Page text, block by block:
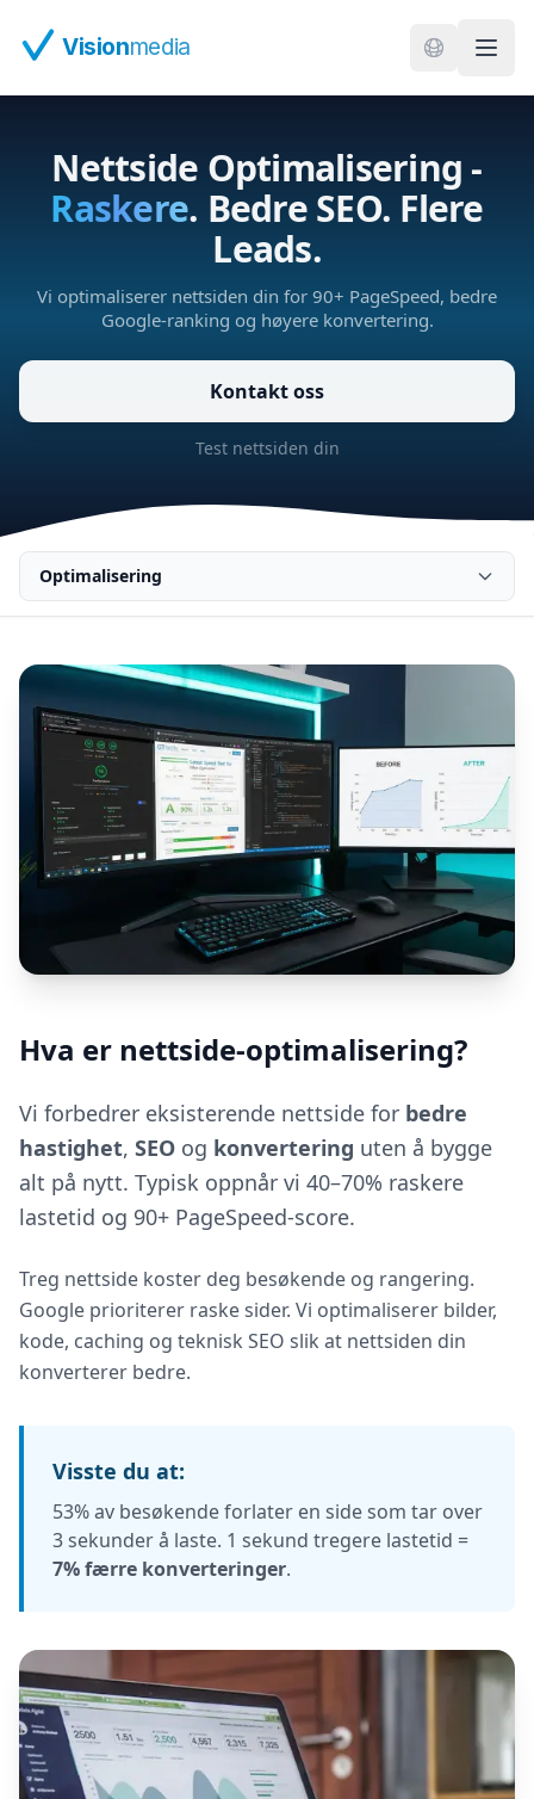
Visionmedia
Nettside Optimalisering -
Raskere. Bedre SEO. Flere
Leads.
Vi optimaliserer nettsiden din for 90+ PageSpeed, bedre
Google-ranking og høyere konvertering.
Kontakt oss
Test nettsiden din
Optimalisering
Hva er nettside-optimalisering?
Vi forbedrer eksisterende nettside for bedre
hastighet, SEO og konvertering uten å bygge
alt på nytt. Typisk oppnår vi 40–70% raskere
lastetid og 90+ PageSpeed-score.
Treg nettside koster deg besøkende og rangering.
Google prioriterer raske sider. Vi optimaliserer bilder,
kode, caching og teknisk SEO slik at nettsiden din
konverterer bedre.
Visste du at:
53% av besøkende forlater en side som tar over
3 sekunder å laste. 1 sekund tregere lastetid =
7% færre konverteringer.